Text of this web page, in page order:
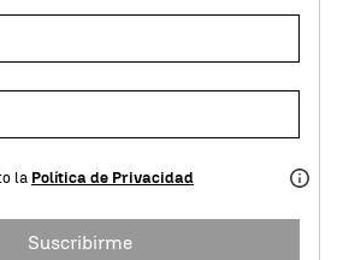
la Política de Privacidad
Suscribirme